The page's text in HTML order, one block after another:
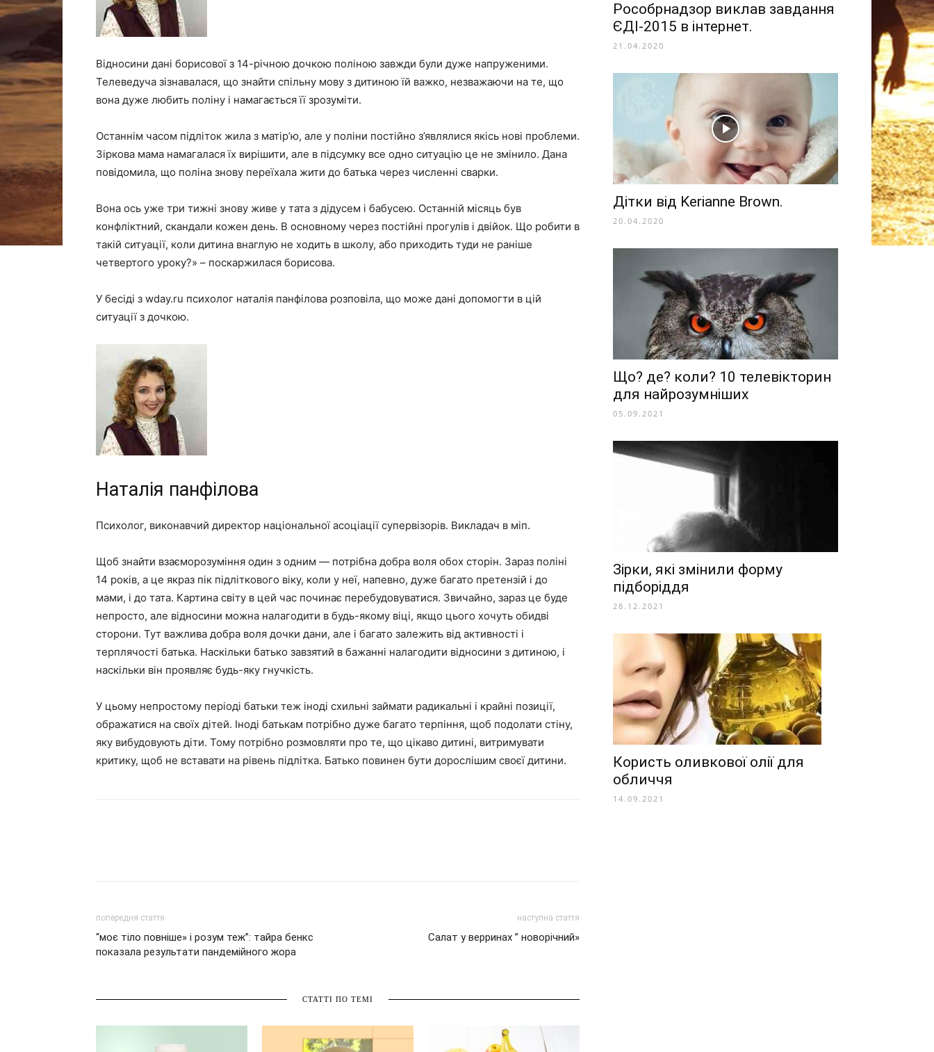
Відносини дані борисової з 14-річною дочкою поліною завжди були дуже напруженими.
Телеведуча зізнавалася, що знайти спільну мову з дитиною їй важко, незважаючи на те, що
вона дуже любить поліну і намагається її зрозуміти.
Останнім часом підліток жила з матір’ю, але у поліни постійно з’являлися якісь нові проблеми.
Зіркова мама намагалася їх вирішити, але в підсумку все одно ситуацію це не змінило. Дана
повідомила, що поліна знову переїхала жити до батька через численні сварки.
Вона ось уже три тижні знову живе у тата з дідусем і бабусею. Останній місяць був
конфліктний, скандали кожен день. В основному через постійні прогулів і двійок. Що робити в
такій ситуації, коли дитина внаглую не ходить в школу, або приходить туди не раніше
четвертого уроку?» – поскаржилася борисова.
У бесіді з wday.ru психолог наталія панфілова розповіла, що може дані допомогти в цій
ситуації з дочкою.
Наталія панфілова
Психолог, виконавчий директор національної асоціації супервізорів. Викладач в міп.
Щоб знайти взаєморозуміння один з одним — потрібна добра воля обох сторін. Зараз поліні
14 років, а це якраз пік підліткового віку, коли у неї, напевно, дуже багато претензій і до
мами, і до тата. Картина світу в цей час починає перебудовуватися. Звичайно, зараз це буде
непросто, але відносини можна налагодити в будь-якому віці, якщо цього хочуть обидві
сторони. Тут важлива добра воля дочки дани, але і багато залежить від активності і
терплячості батька. Наскільки батько завзятий в бажанні налагодити відносини з дитиною, і
наскільки він проявляє будь-яку гнучкість.
У цьому непростому періоді батьки теж іноді схильні займати радикальні і крайні позиції,
ображатися на своїх дітей. Іноді батькам потрібно дуже багато терпіння, щоб подолати стіну,
яку вибудовують діти. Тому потрібно розмовляти про те, що цікаво дитині, витримувати
критику, щоб не вставати на рівень підлітка. Батько повинен бути дорослішим своєї дитини.
попередня стаття
“моє тіло повніше» і розум теж”: тайра бенкс
показала результати пандемійного жора
наступна стаття
Салат у верринах ” новорічний»
СТАТТІ ПО ТЕМІ
Рособрнадзор виклав завдання
ЄДІ-2015 в інтернет.
21.04.2020
Дітки від Kerianne Brown.
20.04.2020
Що? де? коли? 10 телевікторин
для найрозумніших
05.09.2021
Зірки, які змінили форму
підборіддя
28.12.2021
Користь оливкової олії для
обличчя
14.09.2021